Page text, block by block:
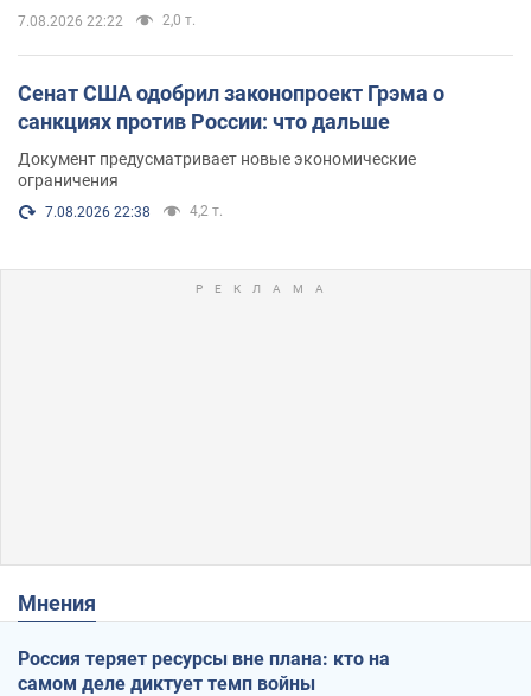
7.08.2026 22:22 2,0 т.
Сенат США одобрил законопроект Грэма о
санкциях против России: что дальше
Документ предусматривает новые экономические
ограничения
7.08.2026 22:38 4,2 т.
Мнения
Россия теряет ресурсы вне плана: кто на
самом деле диктует темп войны